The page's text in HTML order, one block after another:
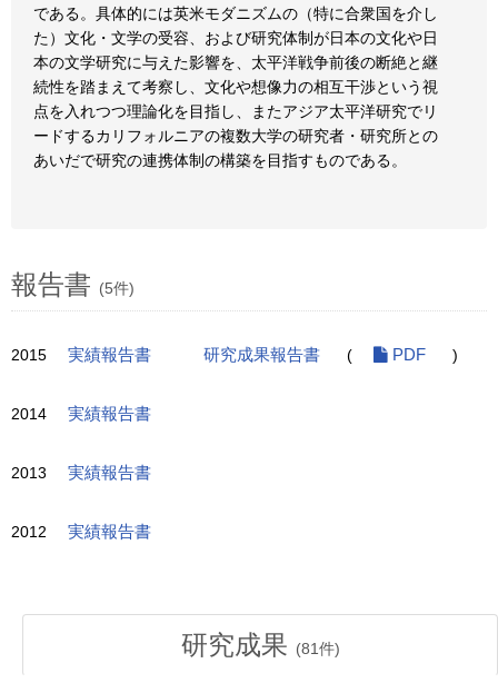
である。具体的には英米モダニズムの（特に合衆国を介し
た）文化・文学の受容、および研究体制が日本の文化や日
本の文学研究に与えた影響を、太平洋戦争前後の断絶と継
続性を踏まえて考察し、文化や想像力の相互干渉という視
点を入れつつ理論化を目指し、またアジア太平洋研究でリ
ードするカリフォルニアの複数大学の研究者・研究所との
あいだで研究の連携体制の構築を目指すものである。
報告書 (5件)
2015 実績報告書 研究成果報告書 ( PDF )
2014 実績報告書
2013 実績報告書
2012 実績報告書
研究成果 (81件)